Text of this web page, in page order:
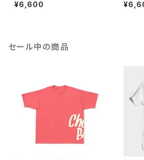
¥6,600
セール中の商品